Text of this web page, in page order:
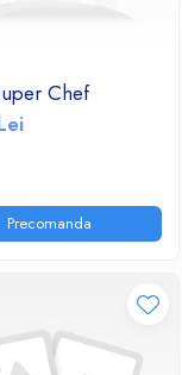
Chef
Precomanda